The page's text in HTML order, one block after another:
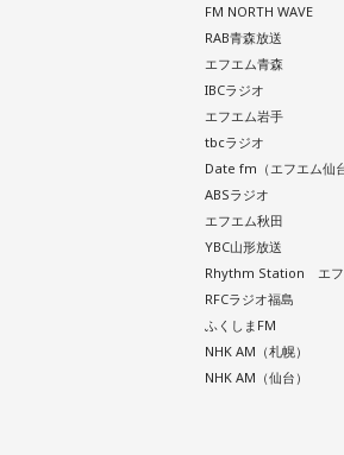
FM NORTH WAVE
RAB青森放送
エフエム青森
IBCラジオ
エフエム岩手
tbcラジオ
Date fm（エフエム仙台
ABSラジオ
エフエム秋田
YBC山形放送
Rhythm Station エフ
RFCラジオ福島
ふくしまFM
NHK AM（札幌）
NHK AM（仙台）